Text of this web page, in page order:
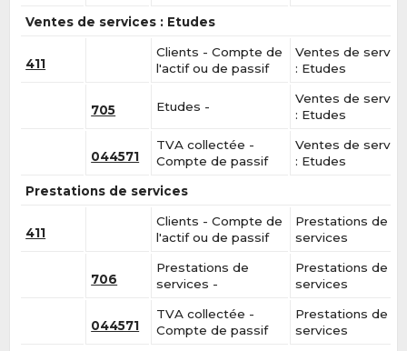
Ventes de services : Etudes
411
Clients - Compte de
l'actif ou de passif
Ventes de
: Etudes
705 Etudes -
Ventes de
: Etudes
044571
TVA collectée -
Compte de passif
Ventes de
: Etudes
Prestations de services
411
Clients - Compte de
l'actif ou de passif
Prestations de
services
706
Prestations de
services -
Prestations de
services
044571
TVA collectée -
Compte de passif
Prestations de
services